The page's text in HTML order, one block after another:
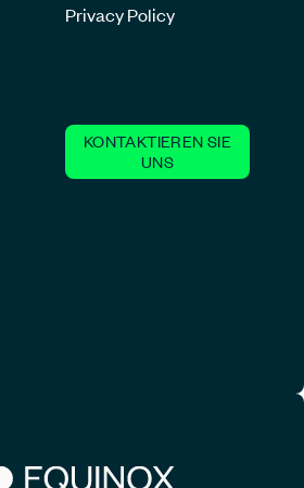
Privacy Policy
KONTAKTIEREN SIE
UNS